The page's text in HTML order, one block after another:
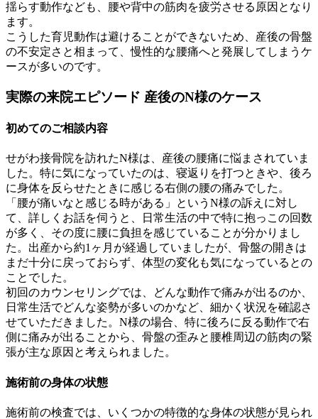
揺らす動作なども、腰や背中の筋肉を疲労させる原因となり
ます。
こうした育児動作は避けることができないため、産後の骨盤
の不安定さと相まって、慢性的な腰痛へと発展してしまうケ
ースが多いのです。
実際の来院エピソード 産後のN様のケース
初めてのご相談内容
せがわ接骨院を訪れたN様は、産後の腰痛に悩まされていま
した。特に気になっていたのは、寝返りを打つときや、後ろ
に身体を反らせたときに感じる右側の腰の痛みでした。
「腰が痛いなと感じる時がある」というN様の訴えに対し
て、詳しくお話を伺うと、日常生活の中で特に抱っこの回数
が多く、その度に腰に負担を感じていることが分かりまし
た。出産から約1ヶ月が経過していましたが、骨盤の開きは
まだ十分に戻っておらず、体型の変化も気になっているとの
ことでした。
初回のカウンセリングでは、どんな動作で痛みが出るのか、
日常生活でどんな姿勢が多いのかなど、細かく状況を確認さ
せていただきました。N様の場合、特に後ろに反る動作で右
側に痛みが出ることから、骨盤の歪みと腰椎周辺の筋肉の緊
張が主な原因と考えられました。
施術前の身体の状態
施術前の検査では、いくつかの特徴的な身体の状態が見られ